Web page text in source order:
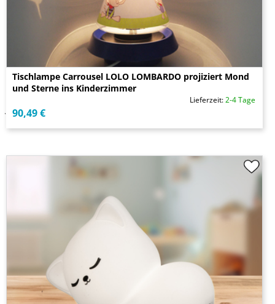
Tischlampe Carrousel LOLO LOMBARDO projiziert Mond
und Sterne ins Kinderzimmer
Lieferzeit:2-4 Tage
90,49 €